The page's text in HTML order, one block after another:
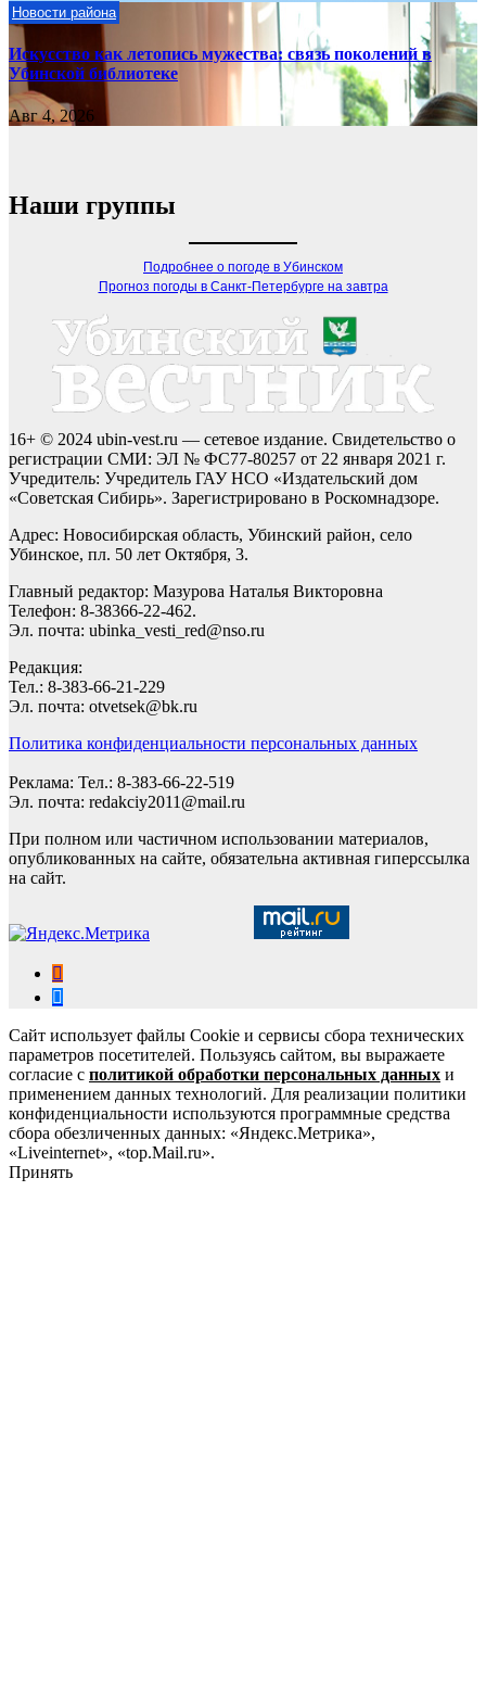
Новости района
Искусство как летопись мужества: связь поколений в
Убинской библиотеке
Авг 4, 2026
Наши группы
Подробнее о погоде в Убинском
Прогноз погоды в Санкт-Петербурге на завтра
16+ © 2024 ubin-vest.ru — сетевое издание. Свидетельство о
регистрации СМИ: ЭЛ № ФС77-80257 от 22 января 2021 г.
Учредитель: Учредитель ГАУ НСО «Издательский дом
«Советская Сибирь». Зарегистрировано в Роскомнадзоре.
Адрес: Новосибирская область, Убинский район, село
Убинское, пл. 50 лет Октября, 3.
Главный редактор: Мазурова Наталья Викторовна
Телефон: 8-38366-22-462.
Эл. почта: ubinka_vesti_red@nso.ru
Редакция:
Тел.: 8-383-66-21-229
Эл. почта: otvetsek@bk.ru
Политика конфиденциальности персональных данных
Реклама: Тел.: 8-383-66-22-519
Эл. почта: redakciy2011@mail.ru
При полном или частичном использовании материалов,
опубликованных на сайте, обязательна активная гиперссылка
на сайт.
Сайт использует файлы Cookie и сервисы сбора технических
параметров посетителей. Пользуясь сайтом, вы выражаете
согласие с политикой обработки персональных данных и
применением данных технологий. Для реализации политики
конфиденциальности используются программные средства
сбора обезличенных данных: «Яндекс.Метрика»,
«Liveinternet», «top.Mail.ru».
Принять